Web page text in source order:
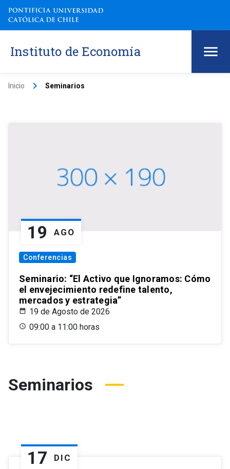
Instituto de Economía
Inicio keyboard_arrow_right Seminarios
19 AGO
Conferencias
Seminario: “El Activo que Ignoramos: Cómo
el envejecimiento redefine talento,
mercados y estrategia”
19 de Agosto de 2026
09:00 a 11:00 horas
Seminarios
17 DIC